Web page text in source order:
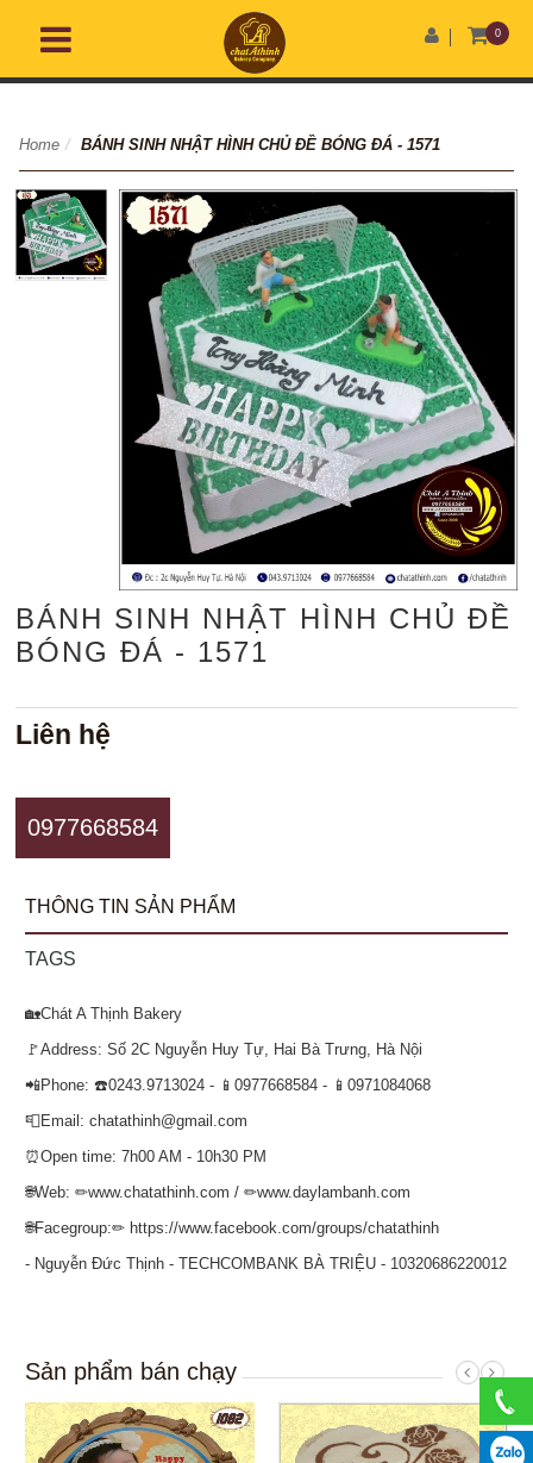
0
Home / BÁNH SINH NHẬT HÌNH CHỦ ĐỀ BÓNG ĐÁ - 1571
BÁNH SINH NHẬT HÌNH CHỦ ĐỀ
BÓNG ĐÁ - 1571
Liên hệ
0977668584
THÔNG TIN SẢN PHẨM
TAGS
🏡Chát A Thịnh Bakery
🚩Address: Số 2C Nguyễn Huy Tự, Hai Bà Trưng, Hà Nội
📲Phone: ☎️0243.9713024 - 📱0977668584 - 📱0971084068
📮Email: chatathinh@gmail.com
⏰Open time: 7h00 AM - 10h30 PM
🌐Web: ✏www.chatathinh.com / ✏www.daylambanh.com
🌐Facegroup:✏ https://www.facebook.com/groups/chatathinh
- Nguyễn Đức Thịnh - TECHCOMBANK BÀ TRIỆU - 10320686220012
Sản phẩm bán chạy